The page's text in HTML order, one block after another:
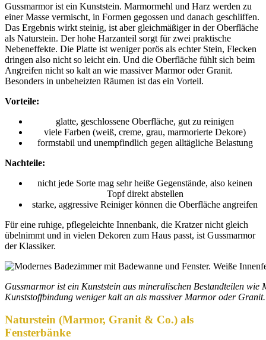
Gussmarmor ist ein Kunststein. Marmormehl und Harz werden zu
einer Masse vermischt, in Formen gegossen und danach geschliffen.
Das Ergebnis wirkt steinig, ist aber gleichmäßiger in der Oberfläche
als Naturstein. Der hohe Harzanteil sorgt für zwei praktische
Nebeneffekte. Die Platte ist weniger porös als echter Stein, Flecken
dringen also nicht so leicht ein. Und die Oberfläche fühlt sich beim
Angreifen nicht so kalt an wie massiver Marmor oder Granit.
Besonders in unbeheizten Räumen ist das ein Vorteil.
Vorteile:
glatte, geschlossene Oberfläche, gut zu reinigen
viele Farben (weiß, creme, grau, marmorierte Dekore)
formstabil und unempfindlich gegen alltägliche Belastung
Nachteile:
nicht jede Sorte mag sehr heiße Gegenstände, also keinen
Topf direkt abstellen
starke, aggressive Reiniger können die Oberfläche angreifen
Für eine ruhige, pflegeleichte Innenbank, die Kratzer nicht gleich
übelnimmt und in vielen Dekoren zum Haus passt, ist Gussmarmor
der Klassiker.
Gussmarmor ist ein Kunststein aus mineralischen Bestandteilen
Kunststoffbindung weniger kalt an als massiver Marmor oder
Naturstein (Marmor, Granit & Co.) als
Fensterbänke